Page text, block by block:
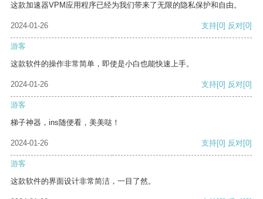
这款加速器VPM应用程序已经为我们带来了无限的隐私保护和自由。
2024-01-26 支持[0] 反对[0]
游客
这款软件的操作非常简单，即使是小白也能快速上手。
2024-01-26 支持[0] 反对[0]
游客
梯子神器，ins随便看，美美哒！
2024-01-26 支持[0] 反对[0]
游客
这款软件的界面设计非常简洁，一目了然。